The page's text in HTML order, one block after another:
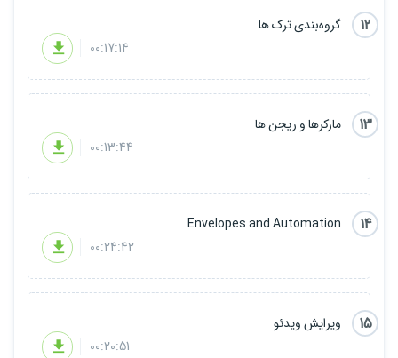
12
گروه‌بندی ترک ها
00:17:14
13
مارکرها و ریجن ها
00:13:44
14
Envelopes and Automation
00:24:42
15
ویرایش ویدئو
00:20:51